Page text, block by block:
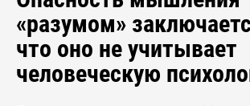
«разумом»
что оно не учитывает
человеческую